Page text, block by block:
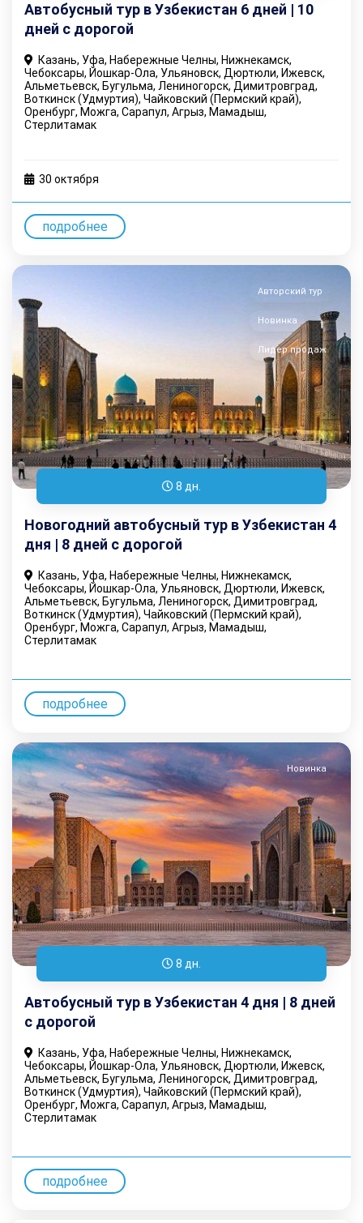
Автобусный тур в Узбекистан 6 дней | 10
дней с дорогой
Казань, Уфа, Набережные Челны, Нижнекамск,
Чебоксары, Йошкар-Ола, Ульяновск, Дюртюли, Ижевск,
Альметьевск, Бугульма, Лениногорск, Димитровград,
Воткинск (Удмуртия), Чайковский (Пермский край),
Оренбург, Можга, Сарапул, Агрыз, Мамадыш,
Стерлитамак
30 октября
подробнее
Авторский тур
Новинка
Лидер продаж
8 дн.
Новогодний автобусный тур в Узбекистан 4
дня | 8 дней с дорогой
Казань, Уфа, Набережные Челны, Нижнекамск,
Чебоксары, Йошкар-Ола, Ульяновск, Дюртюли, Ижевск,
Альметьевск, Бугульма, Лениногорск, Димитровград,
Воткинск (Удмуртия), Чайковский (Пермский край),
Оренбург, Можга, Сарапул, Агрыз, Мамадыш,
Стерлитамак
подробнее
Новинка
8 дн.
Автобусный тур в Узбекистан 4 дня | 8 дней
с дорогой
Казань, Уфа, Набережные Челны, Нижнекамск,
Чебоксары, Йошкар-Ола, Ульяновск, Дюртюли, Ижевск,
Альметьевск, Бугульма, Лениногорск, Димитровград,
Воткинск (Удмуртия), Чайковский (Пермский край),
Оренбург, Можга, Сарапул, Агрыз, Мамадыш,
Стерлитамак
подробнее